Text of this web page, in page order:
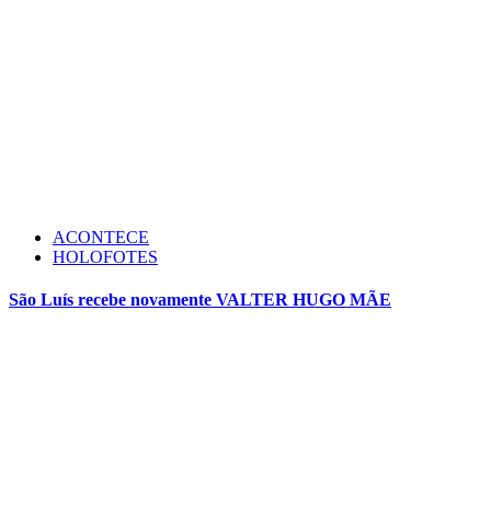
ACONTECE
HOLOFOTES
São Luís recebe novamente VALTER HUGO MÃE